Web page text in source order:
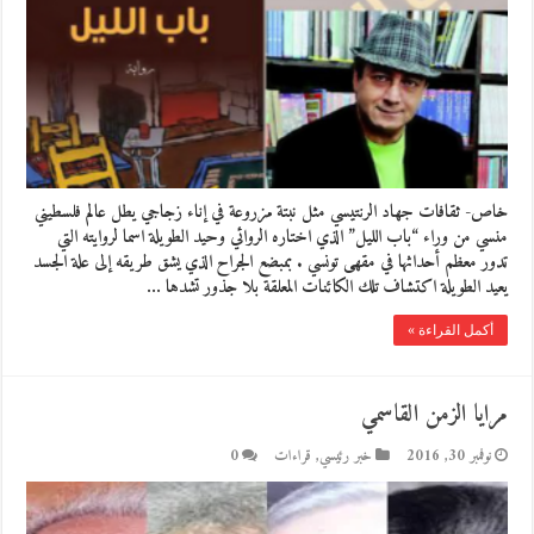
خاص- ثقافات جهاد الرنتيسي مثل نبتة مزروعة في إناء زجاجي يطل عالم فلسطيني
منسي من وراء “باب الليل” الذي اختاره الروائي وحيد الطويلة اسما لروايته التي
تدور معظم أحداثها في مقهى تونسي . بمبضع الجراح الذي يشق طريقه إلى علة الجسد
يعيد الطويلة اكتشاف تلك الكائنات المعلقة بلا جذور تشدها …
أكمل القراءة »
مرايا الزمن القاسمي
نوفمبر 30, 2016 خبر رئيسي, قراءات 0